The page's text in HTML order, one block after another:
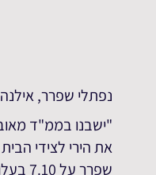
נפתלי שפרר,
"ישבנו בממ"ד
את הירי לצידי
שפרר על 7.10 בעלומים